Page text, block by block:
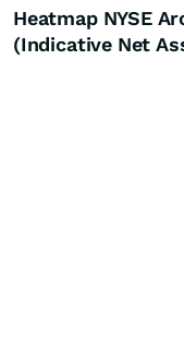
Heatmap NYSE
(Indicative Net